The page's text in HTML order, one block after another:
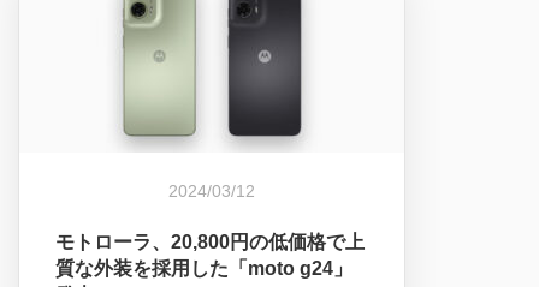
2024/03/12
モトローラ、20,800円の低価格で上
質な外装を採用した「moto g24」